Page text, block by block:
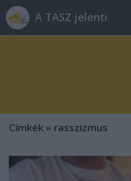
A TASZ jelenti
Címkék » rasszizmus